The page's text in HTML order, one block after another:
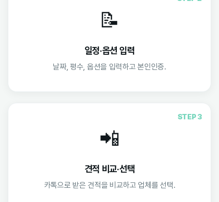
📝
일정·옵션 입력
날짜, 평수, 옵션을 입력하고 본인인증.
STEP 3
📲
견적 비교·선택
카톡으로 받은 견적을 비교하고 업체를 선택.